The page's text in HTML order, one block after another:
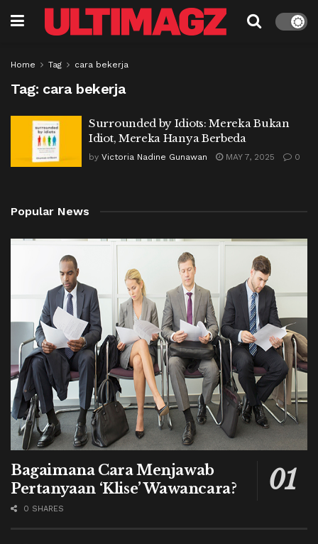
Home Tag cara bekerja
Tag: cara bekerja
Surrounded by Idiots: Mereka Bukan
Idiot, Mereka Hanya Berbeda
by Victoria Nadine Gunawan MAY 7, 2025 0
Popular News
Bagaimana Cara Menjawab
Pertanyaan ‘Klise’ Wawancara?
0 SHARES